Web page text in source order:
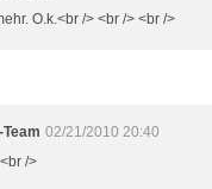
O.k.<br /> <br /> <br />
02/21/2010 20:40
/>